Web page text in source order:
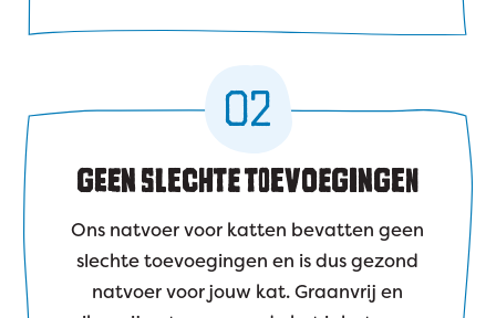
02
GEEN SLECHTE TOEVOEGINGEN
Ons natvoer voor katten bevatten geen
slechte toevoegingen en is dus gezond
natvoer voor jouw kat. Graanvrij en